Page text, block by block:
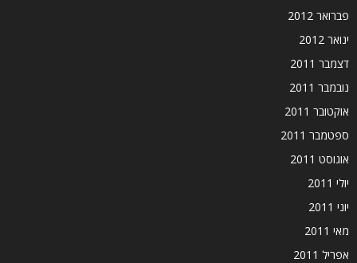
פברואר 2012
ינואר 2012
דצמבר 2011
נובמבר 2011
אוקטובר 2011
ספטמבר 2011
אוגוסט 2011
יולי 2011
יוני 2011
מאי 2011
אפריל 2011